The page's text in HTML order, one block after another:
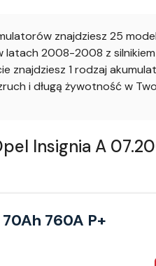
znajdziesz 25
2008-2008 z
znajdziesz 1 rodzaj
i długą żywotność w
Insignia A
760A P+